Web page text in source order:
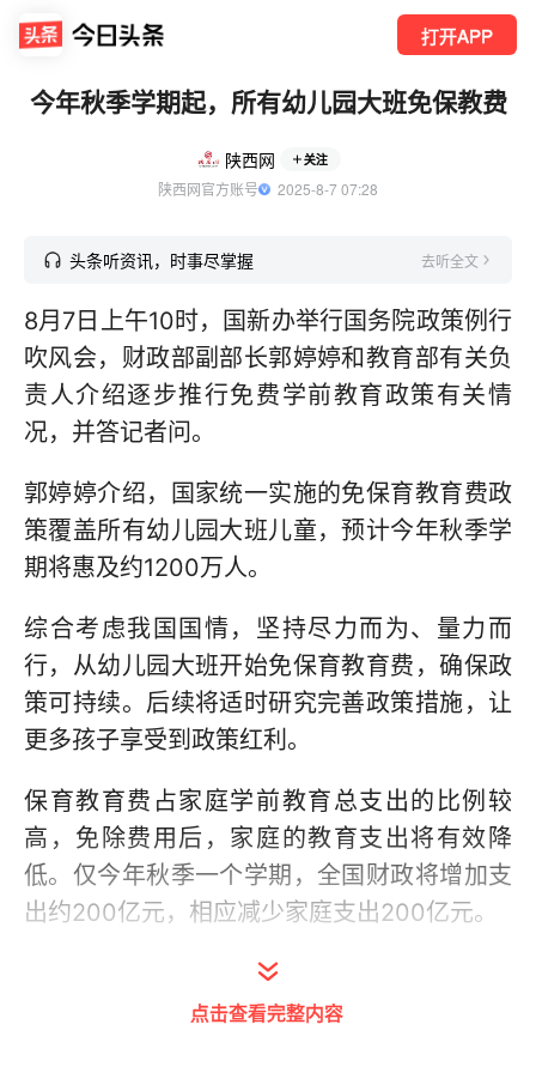
打开APP
今年秋季学期起，所有幼儿园大班免保教费
陕西网 关注
陕西网官方账号
  2025-8-7 07:28
头条听资讯，时事尽掌握 去听全文
8月7日上午10时，国新办举行国务院政策例行
吹风会，财政部副部长郭婷婷和教育部有关负
责人介绍逐步推行免费学前教育政策有关情
况，并答记者问。
郭婷婷介绍，国家统一实施的免保育教育费政
策覆盖所有幼儿园大班儿童，预计今年秋季学
期将惠及约1200万人。
综合考虑我国国情，坚持尽力而为、量力而
行，从幼儿园大班开始免保育教育费，确保政
策可持续。后续将适时研究完善政策措施，让
更多孩子享受到政策红利。
保育教育费占家庭学前教育总支出的比例较
高，免除费用后，家庭的教育支出将有效降
低。仅今年秋季一个学期，全国财政将增加支
出约200亿元，相应减少家庭支出200亿元。
免保育教育费补助资金由中央与地方共同分
担，中央财政拿大头，对中西部地区予以倾
点击查看完整内容